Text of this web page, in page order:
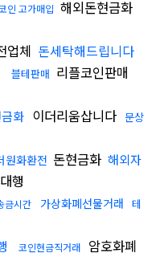
인 고가매입 해외돈현금화
업체 돈세탁해드립니다
블테판매 리플코인판매
화 이더리움삽니다 문상
원화환전 돈현금화 해외자
행
금시간 가상화폐선물거래 테
코인현금직거래
암호화폐